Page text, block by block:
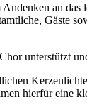
an das
Gäste
unterstützt
hierfür eine